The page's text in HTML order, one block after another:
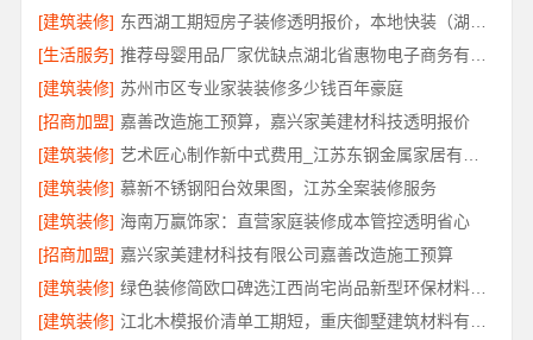
[建筑装修]
[生活服务]
[建筑装修] 苏州市区专业家装装修多少钱百年豪庭
[招商加盟] 嘉善改造施工预算，嘉兴家美建材科技透明报价
[建筑装修]
[建筑装修] 慕新不锈钢阳台效果图，江苏全案装修服务
[建筑装修] 海南万赢饰家：直营家庭装修成本管控透明省心
[招商加盟] 嘉兴家美建材科技有限公司嘉善改造施工预算
[建筑装修]
绿色装修简欧口碑选江西尚宅尚品新型环保材料有限公司
[建筑装修]